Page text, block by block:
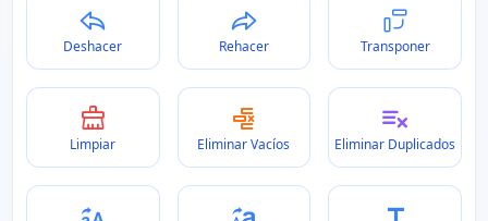
Deshacer Rehacer Transponer
Limpiar Eliminar Vacíos Eliminar Duplicados